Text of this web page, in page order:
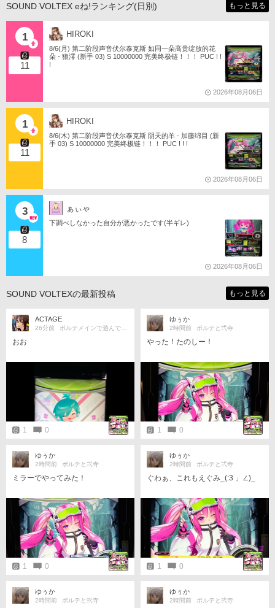
SOUND VOLTEX eね!ランキング(日別) もっと見る
1
11
HIROKI
8/6(月) 第二阶段声音伏尔泰克斯 如同一朵高贵绽放的花
朵 - 狼澪 (新手 03) S 10000000 完美终极链！！！ PUC ! !
!
2026年08月06日
1
11
HIROKI
8/6(木) 第二阶段声音伏尔泰克斯 阴天的羊 - 加藤绵目 (新
手 03) S 10000000 完美终极链！！！ PUC ! ! !
2026年08月06日
3
8
ぁぃゃ
下調べしなかった自分が悪かったです(半ギレ)
2026年08月06日
SOUND VOLTEXの最新投稿 もっと見る
ACTAGE
26分前 ボルテメインで遊んでるよ☆
おお
1 0
ゆぅか
2時間前 ボルテと弐寺
やった！たのしー！
1 0
ゆぅか
2時間前 ボルテと弐寺
ミラーでやってみた！
1 0
ゆぅか
2時間前 ボルテと弐寺
ぐわぁ、これもえぐみ_(:3 」∠)_
1 0
ゆぅか
2時間前 ボルテと弐寺
ゆぅか
2時間前 ボルテと弐寺